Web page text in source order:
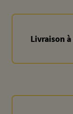
Livraison